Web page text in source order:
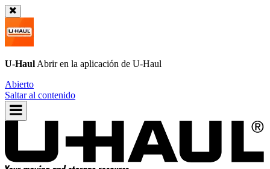
U-Haul Abrir en la aplicación de U-Haul
Abierto
Saltar al contenido